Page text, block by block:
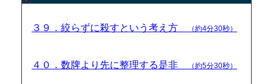
３９．絞らずに殺すという考え方 （約4分30秒）
４０．数牌より先に整理する是非 （約5分30秒）